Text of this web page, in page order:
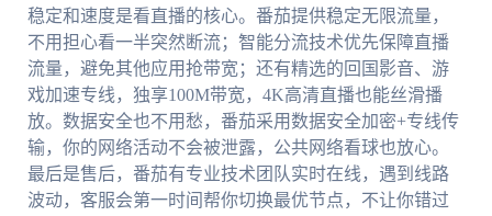
稳定和速度是看直播的核心。番茄提供稳定无限流量，
不用担心看一半突然断流；智能分流技术优先保障直播
流量，避免其他应用抢带宽；还有精选的回国影音、游
戏加速专线，独享100M带宽，4K高清直播也能丝滑播
放。数据安全也不用愁，番茄采用数据安全加密+专线传
输，你的网络活动不会被泄露，公共网络看球也放心。
最后是售后，番茄有专业技术团队实时在线，遇到线路
波动，客服会第一时间帮你切换最优节点，不让你错过